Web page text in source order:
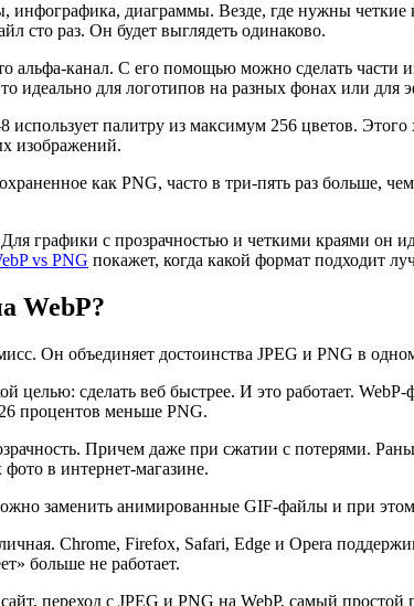
диаграммы. Везде, где нужны четкие
сто раз. Он будет выглядеть одинаково.
альфа-канал. С его помощью можно сделать
идеально для логотипов на разных фонах или для
использует палитру из максимум 256 цветов.
изображений.
как PNG, часто в три-пять раз больше,
графики с прозрачностью и четкими краями
vs PNG покажет, когда какой формат подходит
WebP?
Он объединяет достоинства JPEG и PNG в
целью: сделать веб быстрее. И это работает.
процентов меньше PNG.
Причем даже при сжатии с потерями.
в интернет-магазине.
заменить анимированные GIF-файлы и при
Chrome, Firefox, Safari, Edge и Opera
больше не работает.
переход с JPEG и PNG на WebP, самый